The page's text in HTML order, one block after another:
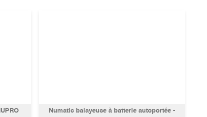
Numatic balayeuse à batterie autoportée -